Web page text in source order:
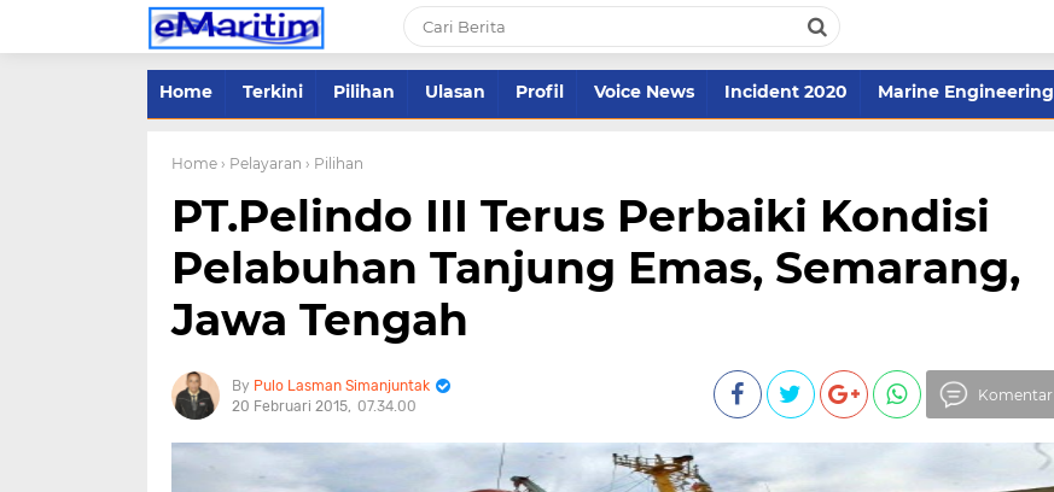
Home Terkini Pilihan Ulasan Profil Voice News Incident 2020 Marine Engineering
Home › Pelayaran › Pilihan
PT.Pelindo III Terus Perbaiki Kondisi
Pelabuhan Tanjung Emas, Semarang,
Jawa Tengah
Pulo Lasman Simanjuntak
20 Februari 2015 07.34.00
Komentar